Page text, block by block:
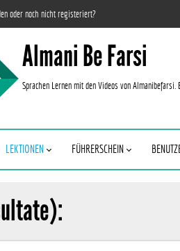
oder noch nicht registeriert?
Almani Be Farsi
Sprachen Lernen mit den Videos von Almanibefarsi.
LEKTIONEN FÜHRERSCHEIN